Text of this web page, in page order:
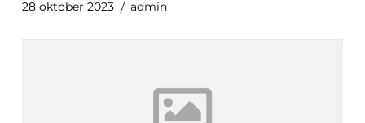
28 oktober 2023 admin